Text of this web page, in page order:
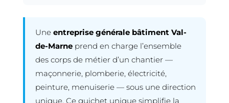
Une entreprise générale bâtiment Val-
de-Marneprend en charge l’ensemble
des corps de métier d’un chantier —
maçonnerie, plomberie, électricité,
peinture, menuiserie — sous une direction
unique. Ce guichet unique simplifie la